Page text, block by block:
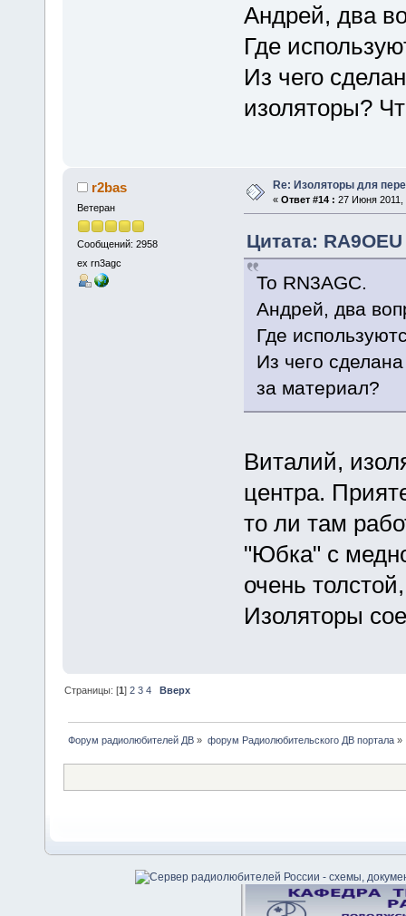
Андрей, два
Где
Из чего
изоляторы?
r2bas
Ветеран
Сообщений: 2958
ex rn3agc
Re: Изоляторы для
« Ответ #14 : 27 Июня 2011,
Цитата:
To RN3AGC.
Андрей, два
Где
Из чего
за материал?
Виталий,
центра.
то ли там
"Юбка" с
очень
Изоляторы
Страницы: [1]2 3 4 Вверх
Форум радиолюбителей ДВ » форум Радиолюбительского ДВ портала»